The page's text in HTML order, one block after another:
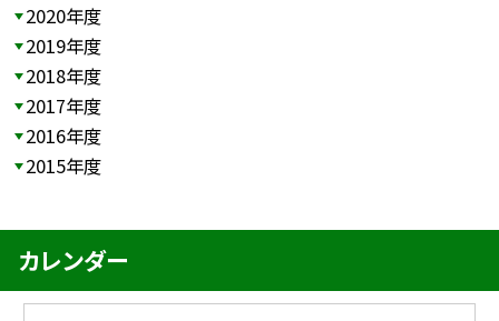
2020年度
2019年度
2018年度
2017年度
2016年度
2015年度
カレンダー